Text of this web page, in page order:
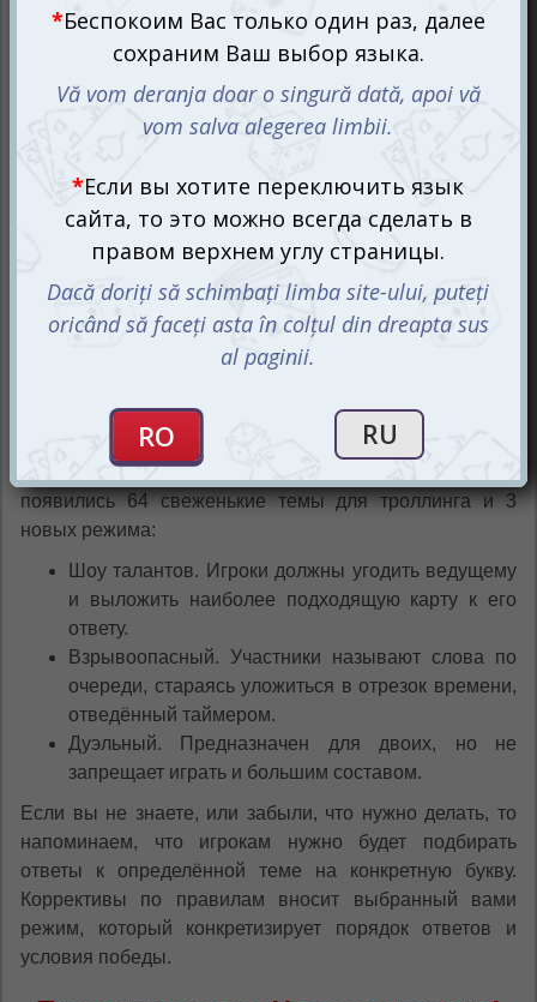
Ещё не все друзья от вас сбежали после предыдущей
всё же остался верный костяк, то можете гордиться
этими людьми, которые с гордостью и без стесненья
преодолевают все превратности судьбы. А мы можем
«подсластить» ваши моменты совместного
времяпровождения продолжением самой
оскорбительной настольной игры. Встречайте: выпуск
Это снова о бесстыдстве, пошлости, чёрном юморе,
диком смехе и темах, на которые не принято говорить
в приличном обществе. В во втором издании Чпока
появились 64 свеженькие темы для троллинга и 3
новых режима:
Шоу талантов. Игроки должны угодить ведущему
и выложить наиболее подходящую карту к его
ответу.
Взрывоопасный. Участники называют слова по
очереди, стараясь уложиться в отрезок времени,
отведённый таймером.
Дуэльный. Предназначен для двоих, но не
запрещает играть и большим составом.
Если вы не знаете, или забыли, что нужно делать, то
напоминаем, что игрокам нужно будет подбирать
ответы к определённой теме на конкретную букву.
Коррективы по правилам вносит выбранный вами
режим, который конкретизирует порядок ответов и
условия победы.